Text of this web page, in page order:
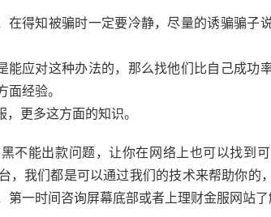
在得知被骗时一定要冷静，尽量的诱骗骗子
能应对这种办法的，那么找他们比自己成功
面经验。
更多这方面的知识。
不能出款问题，让你在网络上也可以找到
，我们都是可以通过我们的技术来帮助你的
第一时间咨询屏幕底部或者上理财金服网站了